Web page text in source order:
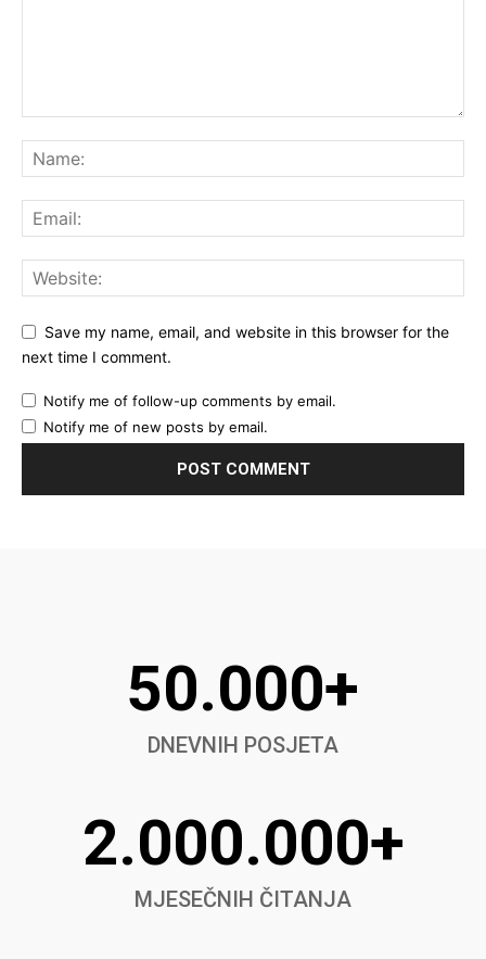
Save my name, email, and website in this browser for the
next time I comment.
Notify me of follow-up comments by email.
Notify me of new posts by email.
50.000+
DNEVNIH POSJETA
2.000.000+
MJESEČNIH ČITANJA